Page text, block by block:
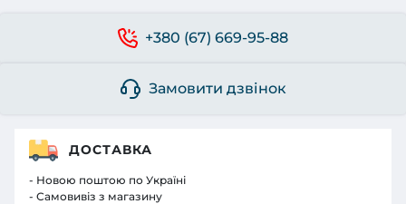
+380 (67) 669-95-88
Замовити дзвінок
ДОСТАВКА
- Новою поштою по Україні
- Самовивіз з магазину